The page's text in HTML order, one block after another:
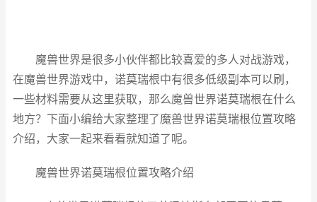
魔兽世界是很多小伙伴都比较喜爱的多人对战游戏，
在魔兽世界游戏中，诺莫瑞根中有很多低级副本可以刷，
一些材料需要从这里获取，那么魔兽世界诺莫瑞根在什么
地方？下面小编给大家整理了魔兽世界诺莫瑞根位置攻略
介绍 ，大家一起来看看就知道了呢。
魔兽世界诺莫瑞根位置攻略介绍